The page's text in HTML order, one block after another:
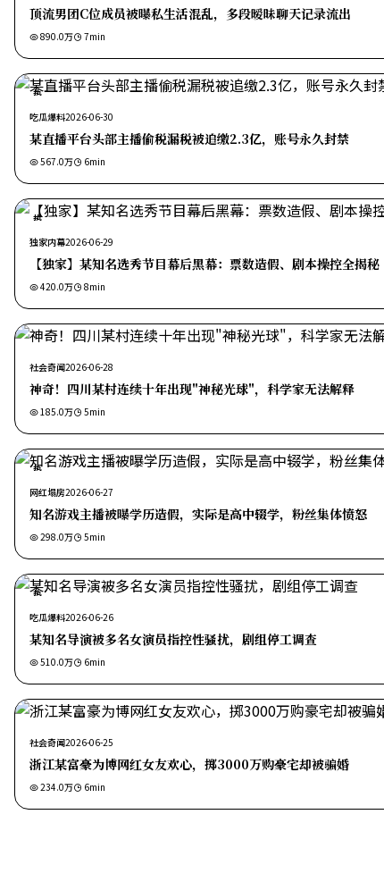
顶流男团C位成员被曝私生活混乱，多段暧昧聊天记录流出
890.0万 7min
热
吃瓜爆料2026-06-30
某直播平台头部主播偷税漏税被追缴2.3亿，账号永久封禁
567.0万 6min
热
独家内幕2026-06-29
【独家】某知名选秀节目幕后黑幕：票数造假、剧本操控全揭秘
420.0万 8min
社会奇闻2026-06-28
神奇！四川某村连续十年出现"神秘光球"，科学家无法解释
185.0万 5min
热
网红塌房2026-06-27
知名游戏主播被曝学历造假，实际是高中辍学，粉丝集体愤怒
298.0万 5min
热
吃瓜爆料2026-06-26
某知名导演被多名女演员指控性骚扰，剧组停工调查
510.0万 6min
社会奇闻2026-06-25
浙江某富豪为博网红女友欢心，掷3000万购豪宅却被骗婚
234.0万 6min